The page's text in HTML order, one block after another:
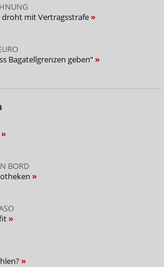
droht mit Vertragsstrafe
Bagatellgrenzen geben“
BORD